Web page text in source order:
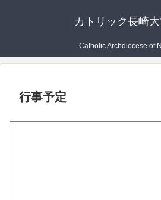
カトリック長崎
Catholic Archdiocese of
行事予定